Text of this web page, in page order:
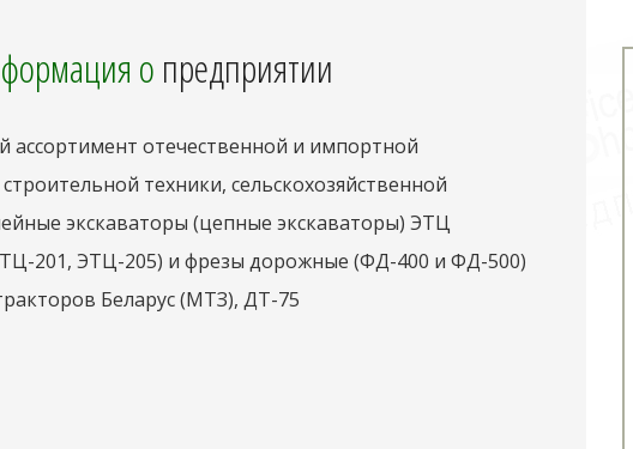
о предприятии
отечественной и импортной
техники, сельскохозяйственной
экскаваторы (цепные экскаваторы) ЭТЦ
201, ЭТЦ-205) и фрезы дорожные (ФД-400 и ФД-500)
Беларус (МТЗ), ДТ-75